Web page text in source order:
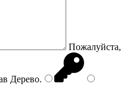
Пожалуйста,
Дерево.